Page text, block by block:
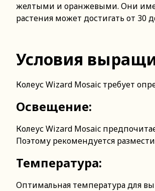
желтыми и оранжевыми. Они
растения может достигать от 30
Условия
Колеус Wizard Mosaic требует
Освещение:
Колеус Wizard Mosaic
Поэтому рекомендуется
Температура:
Оптимальная температура для